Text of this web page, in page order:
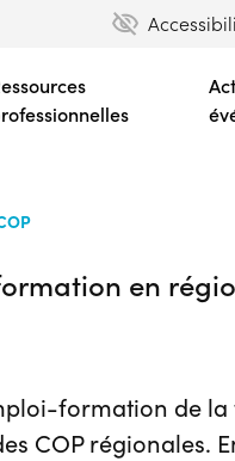
en
formation de
COP régionales.